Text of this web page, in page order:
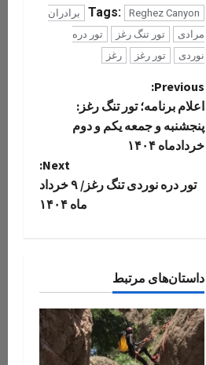
Tags: Reghez Canyon
برادران
مرادی
تور تنگ رغز
تور دره
نوردی
تور رغز رغز
P
o
s
t
v
i
Previous:
اعلام برنامه؛ تور تنگ رغز:
پنجشنبه و جمعه یکم و دوم
خردادماه ۱۴۰۴
Next:
تور دره نوردی تنگ رغز/ ۹ خرداد
ماه ۱۴۰۴
داستان‌های مرتبط